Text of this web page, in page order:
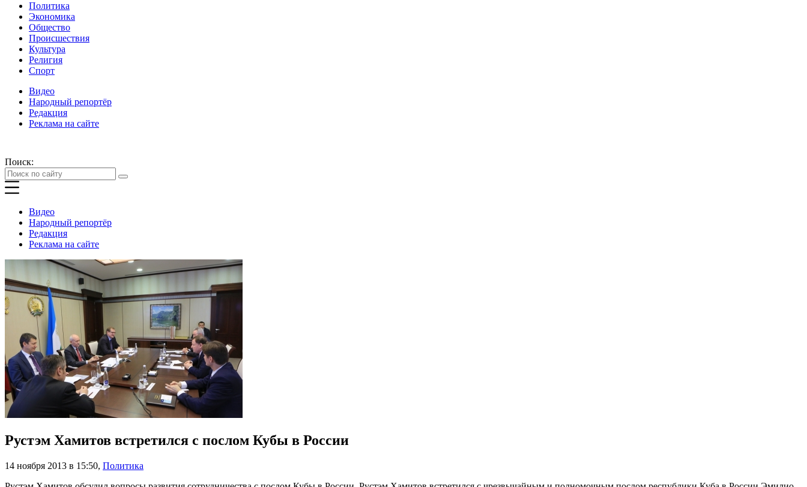
Политика
Экономика
Общество
Происшествия
Культура
Религия
Спорт
Видео
Народный репортёр
Редакция
Реклама на сайте
Поиск:
Видео
Народный репортёр
Редакция
Реклама на сайте
Рустэм Хамитов встретился с послом Кубы в России
14 ноября 2013 в 15:50, Политика